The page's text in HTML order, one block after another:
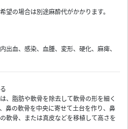
望の場合は別途麻酔代がかかります。
出血、感染、血腫、変形、硬化、麻痺、
、脂肪や軟骨を除去して軟骨の形を細く
鼻の軟骨を中央に寄せて土台を作り、鼻
軟骨、または真皮などを移植して高さを